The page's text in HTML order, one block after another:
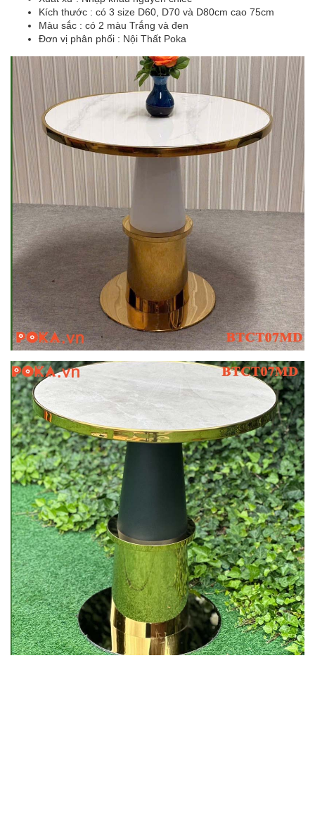
Kích thước : có 3 size D60, D70 và D80cm cao 75cm
Màu sắc : có 2 màu Trắng và đen
Đơn vị phân phối : Nội Thất Poka